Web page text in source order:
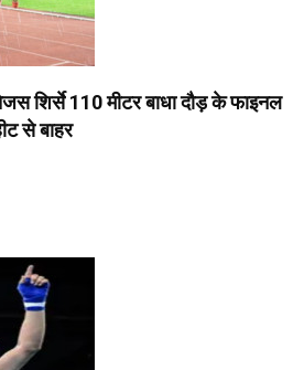
शिर्से 110 मीटर बाधा दौड़ के फाइनल
से बाहर